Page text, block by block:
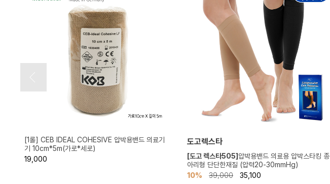
[1롤] CEB IDEAL COHESIVE 압박용밴드 의료기
기 10cm*5m(가로*세로)
19,000
도고렉스타
[도고 렉스타505]압박용밴드 의료용 압박스타킹 종
아리형 단단한재질 (압력20-30mmHg)
10%
39,000 35,100